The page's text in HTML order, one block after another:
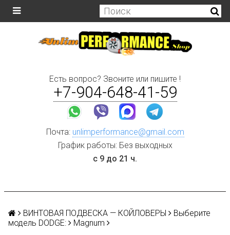
Есть вопрос? Звоните или пишите !
+7-904-648-41-59
Почта: unlimperformance@gmail.com
График работы: Без выходных
с 9 до 21 ч.
ВИНТОВАЯ ПОДВЕСКА — КОЙЛОВЕРЫ
Выберите
модель DODGE:
Magnum